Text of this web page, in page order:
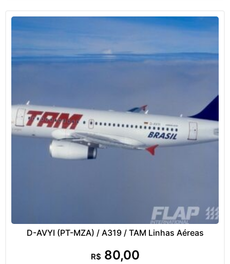
D-AVYI (PT-MZA) / A319 / TAM Linhas Aéreas
R$ 80,00